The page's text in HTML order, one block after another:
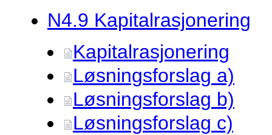
N4.9 Kapitalrasjonering
Kapitalrasjonering
Løsningsforslag a)
Løsningsforslag b)
Løsningsforslag c)